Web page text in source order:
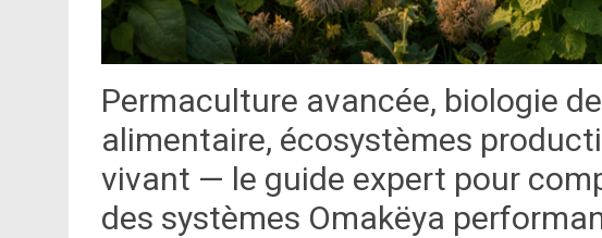
Permaculture avancée, biologie
alimentaire, écosystèmes
vivant — le guide expert pour
des systèmes Omakëya